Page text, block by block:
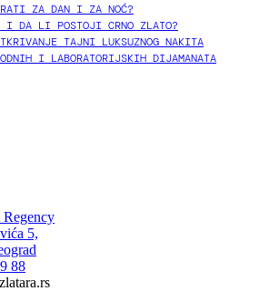
ZA DAN I ZA NOĆ?
I DA LI POSTOJI CRNO ZLATO?
TAJNI LUKSUZNOG NAKITA
I LABORATORIJSKIH DIJAMANATA
Regency
5,
88